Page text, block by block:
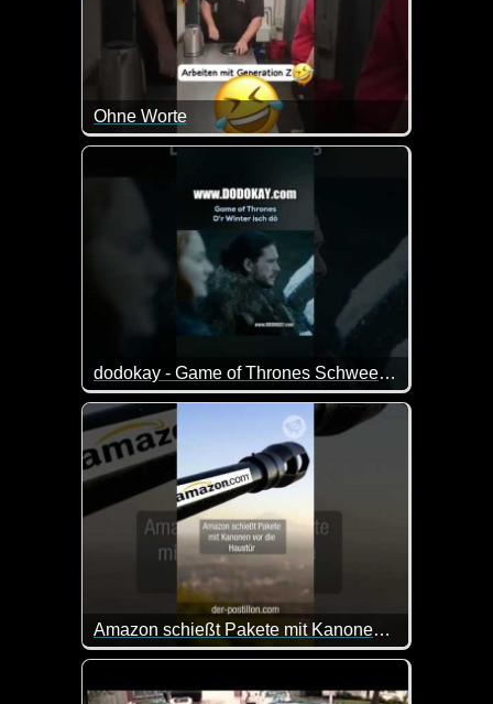
Ohne Worte
Da kann man doch wirklich nur noch mit dem Kopf
dodokay - Game of Thrones Schweeschippen - schwäbisch
So ist das mit den Gutscheinen. Wenn Mütter ihre
Amazon schießt Pakete mit Kanonen vor die Haustür
Der Online-Versandhändler Amazon will Pakete